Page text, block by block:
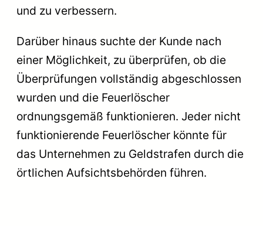
und zu verbessern.
Darüber hinaus suchte der Kunde nach
einer Möglichkeit, zu überprüfen, ob die
Überprüfungen vollständig abgeschlossen
wurden und die Feuerlöscher
ordnungsgemäß funktionieren. Jeder nicht
funktionierende Feuerlöscher könnte für
das Unternehmen zu Geldstrafen durch die
örtlichen Aufsichtsbehörden führen.